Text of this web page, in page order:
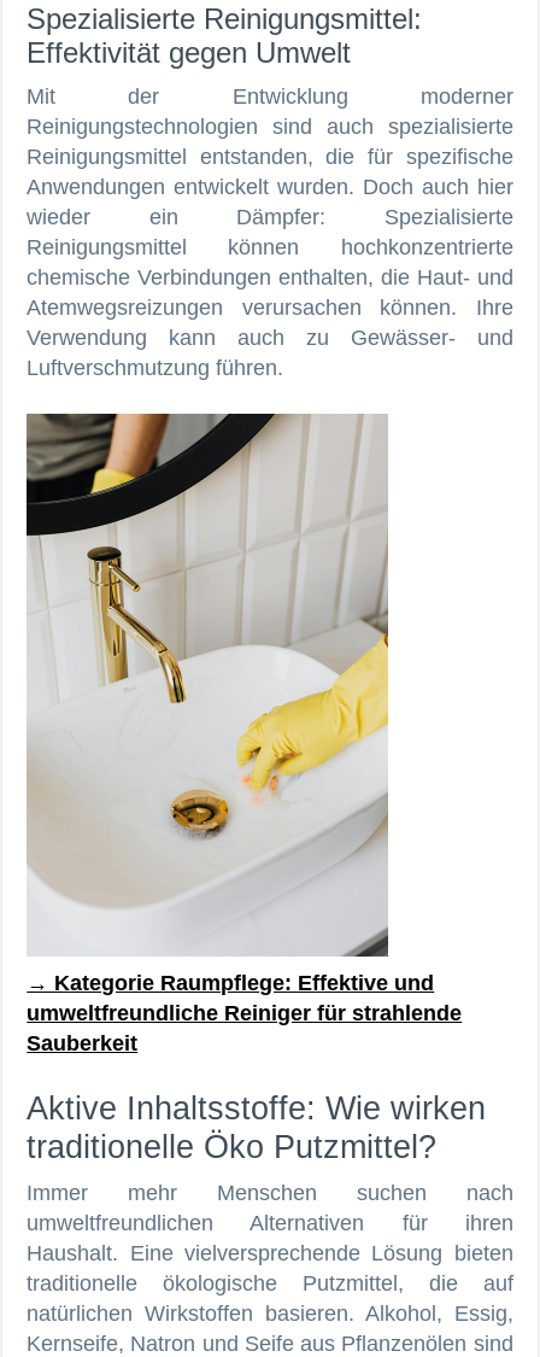
Spezialisierte Reinigungsmittel:
Effektivität gegen Umwelt
Mit der Entwicklung moderner
Reinigungstechnologien sind auch spezialisierte
Reinigungsmittel entstanden, die für spezifische
Anwendungen entwickelt wurden. Doch auch hier
wieder ein Dämpfer: Spezialisierte
Reinigungsmittel können hochkonzentrierte
chemische Verbindungen enthalten, die Haut- und
Atemwegsreizungen verursachen können. Ihre
Verwendung kann auch zu Gewässer- und
Luftverschmutzung führen.
→ Kategorie Raumpflege: Effektive und
umweltfreundliche Reiniger für strahlende
Sauberkeit
Aktive Inhaltsstoffe: Wie wirken
traditionelle Öko Putzmittel?
Immer mehr Menschen suchen nach
umweltfreundlichen Alternativen für ihren
Haushalt. Eine vielversprechende Lösung bieten
traditionelle ökologische Putzmittel, die auf
natürlichen Wirkstoffen basieren. Alkohol, Essig,
Kernseife, Natron und Seife aus Pflanzenölen sind